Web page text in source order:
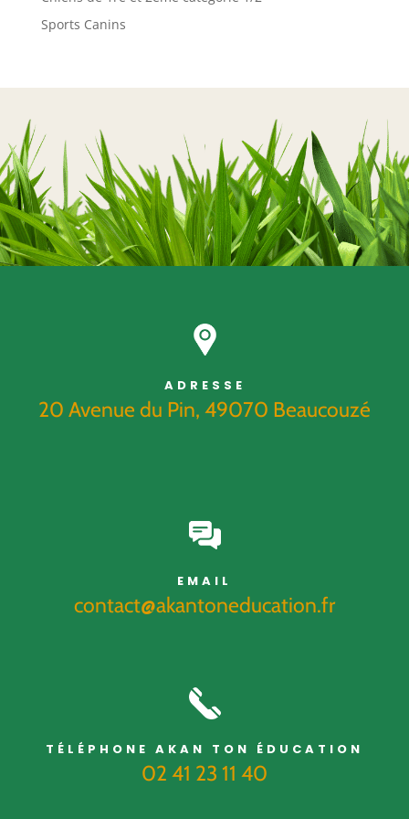
Sports Canins
ADRESSE
20 Avenue du Pin, 49070 Beaucouzé
EMAIL
contact@akantoneducation.fr
TÉLÉPHONE AKAN TON ÉDUCATION
02 41 23 11 40